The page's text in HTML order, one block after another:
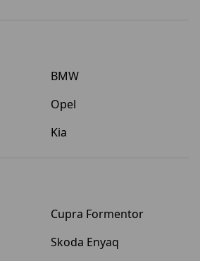
BMW
Opel
Kia
Cupra Formentor
Skoda Enyaq